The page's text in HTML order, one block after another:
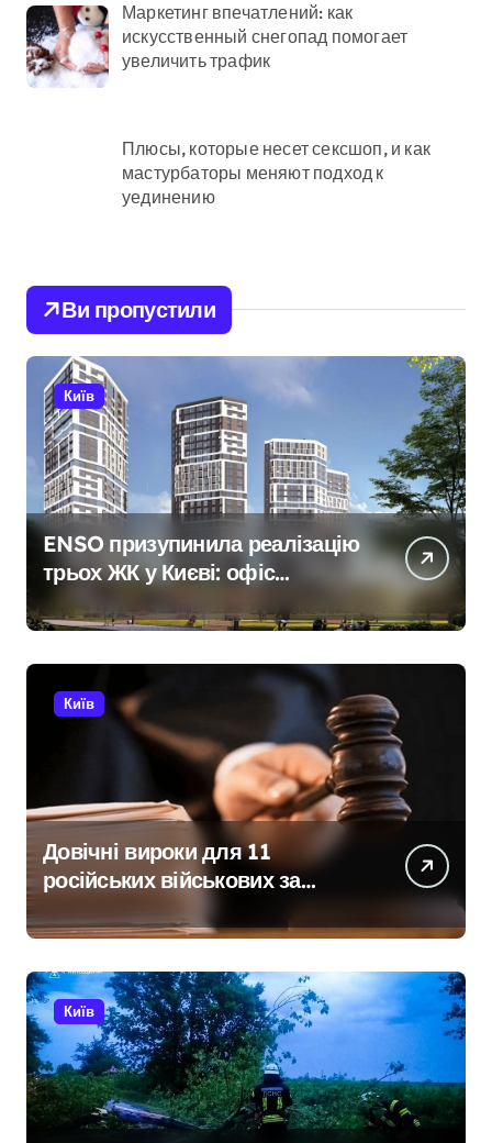
Маркетинг впечатлений: как
искусственный снегопад помогает
увеличить трафик
Плюсы, которые несет сексшоп, и как
мастурбаторы меняют подход к
уединению
Ви пропустили
Київ
ENSO призупинила реалізацію
трьох ЖК у Києві: офіс
керівник покинув місто
Київ
Довічні вироки для 11
російських військових за
Київщині
Київ